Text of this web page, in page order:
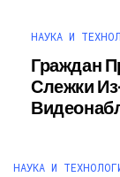
НАУКА И
Граждан
Слежки
НАУКА И